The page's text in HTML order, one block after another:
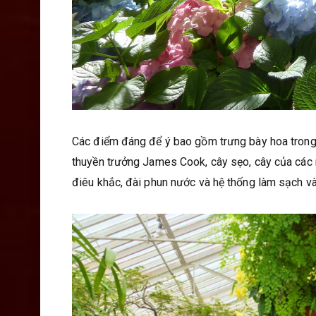
Các điểm đáng để ý bao gồm trưng bày hoa
thuyền trưởng James Cook, cây sẹo, cây của
điêu khắc, đài phun nước và hệ thống làm sạch